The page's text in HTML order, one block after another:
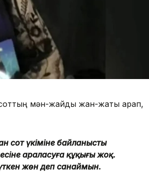
мән-жайды жан-жақты қарап,
сот үкіміне байланысты
араласуға құқығы жоқ.
жөн деп санаймын.